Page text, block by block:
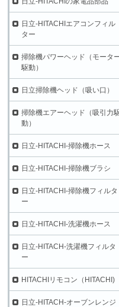
日立-HITACHIエアコンフィル
ター
掃除機パワーヘッド（モータ
駆動）
日立掃除機ヘッド（吸い口）
掃除機エアーヘッド（吸引力
動）
日立-HITACHI-掃除機ホース
日立-HITACHI-掃除機ブラシ
日立-HITACHI-掃除機フィルタ
ー
日立-HITACHI-洗濯機ホース
日立-HITACH-洗濯機フィルタ
ー
HITACHIリモコン（HITACHI)
日立-HITACH-オーブンレンジ